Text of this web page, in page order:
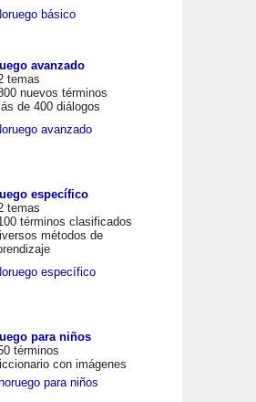
avanzado
temas
nuevos términos
de 400 diálogos
específico
temas
términos clasificados
métodos de
para niños
términos
con imágenes